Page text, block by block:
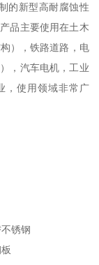
的新型高耐腐蚀性
品主要使用在土木
），铁路道路，电
，汽车电机，工业
，使用领域非常广
锈钢